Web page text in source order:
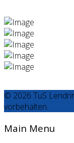
© 2026 TuS
vorbehalten.
Main Menu